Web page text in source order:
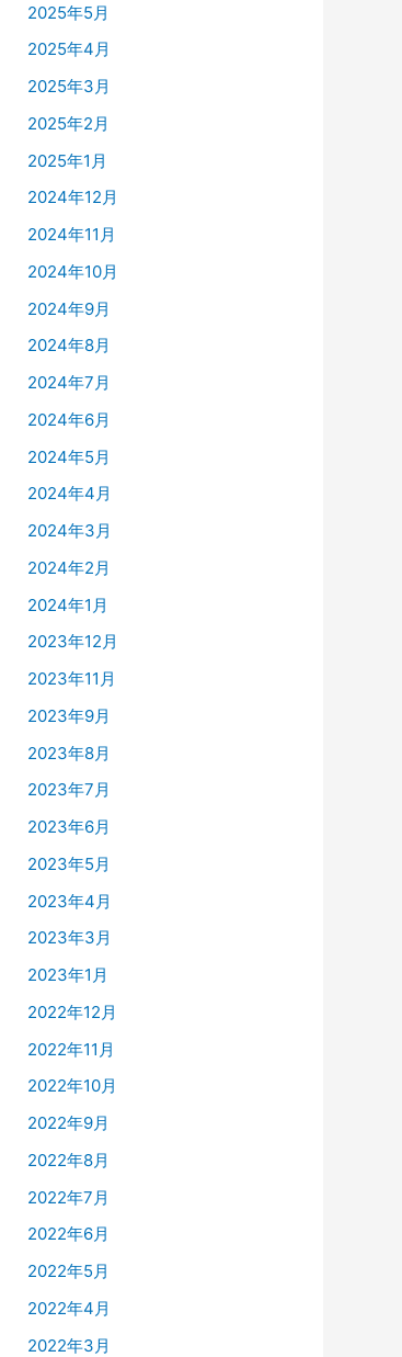
2025年5月
2025年4月
2025年3月
2025年2月
2025年1月
2024年12月
2024年11月
2024年10月
2024年9月
2024年8月
2024年7月
2024年6月
2024年5月
2024年4月
2024年3月
2024年2月
2024年1月
2023年12月
2023年11月
2023年9月
2023年8月
2023年7月
2023年6月
2023年5月
2023年4月
2023年3月
2023年1月
2022年12月
2022年11月
2022年10月
2022年9月
2022年8月
2022年7月
2022年6月
2022年5月
2022年4月
2022年3月